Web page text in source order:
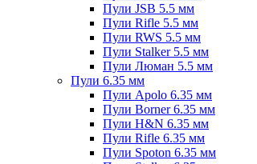
Пули JSB 5.5 мм
Пули Rifle 5.5 мм
Пули RWS 5.5 мм
Пули Stalker 5.5 мм
Пули Люман 5.5 мм
Пули 6.35 мм
Пули Apolo 6.35 мм
Пули Borner 6.35 мм
Пули H&N 6.35 мм
Пули Rifle 6.35 мм
Пули Spoton 6.35 мм